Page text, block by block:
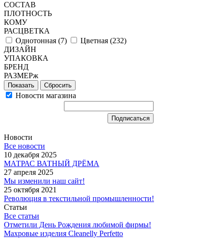
СОСТАВ
ПЛОТНОСТЬ
КОМУ
РАСЦВЕТКА
Однотонная (7) Цветная (232)
ДИЗАЙН
УПАКОВКА
БРЕНД
РАЗМЕРж
Сбросить
Новости магазина
Новости
Все новости
10 декабря 2025
МАТРАС ВАТНЫЙ ДРЁМА
27 апреля 2025
Мы изменили наш сайт!
25 октября 2021
Революция в текстильной промышленности!
Статьи
Все статьи
Отметили День Рождения любимой фирмы!
Махровые изделия Cleanelly Perfetto